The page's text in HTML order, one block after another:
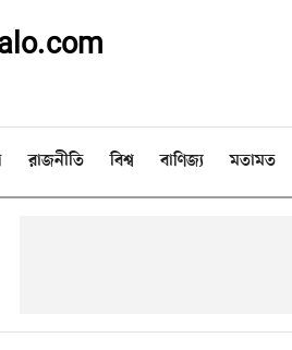
রাজনীতি বিশ্ব বাণিজ্য মতামত